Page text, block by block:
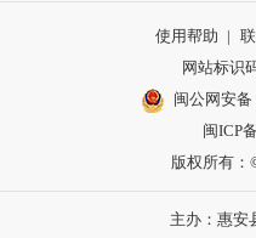
使用帮助 |
网站标识
闽公网安
闽ICP
版权所有
主办：惠安